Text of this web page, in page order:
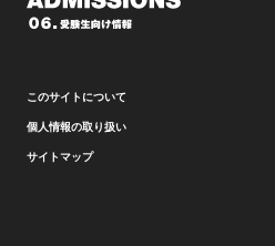
このサイトについて
個人情報の取り扱い
サイトマップ